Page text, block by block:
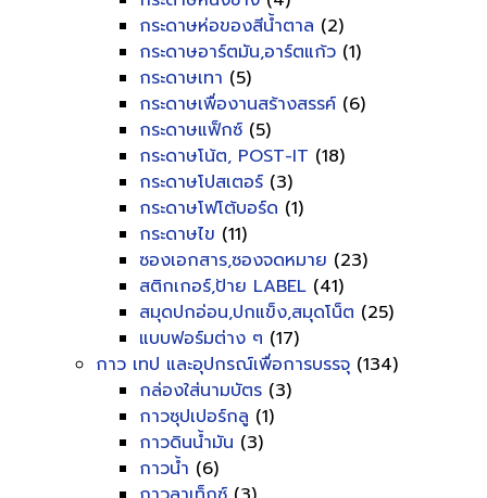
กระดาษห่อของสีน้ำตาล (2)
กระดาษอาร์ตมัน,อาร์ตแก้ว (1)
กระดาษเทา (5)
กระดาษเพื่องานสร้างสรรค์ (6)
กระดาษแฟ็กซ์ (5)
กระดาษโน้ต, POST-IT (18)
กระดาษโปสเตอร์ (3)
กระดาษโฟโต้บอร์ด (1)
กระดาษไข (11)
ซองเอกสาร,ซองจดหมาย (23)
สติกเกอร์,ป้าย LABEL (41)
สมุดปกอ่อน,ปกแข็ง,สมุดโน็ต (25)
แบบฟอร์มต่าง ๆ (17)
กาว เทป และอุปกรณ์เพื่อการบรรจุ (134)
กล่องใส่นามบัตร (3)
กาวซุปเปอร์กลู (1)
กาวดินน้ำมัน (3)
กาวน้ำ (6)